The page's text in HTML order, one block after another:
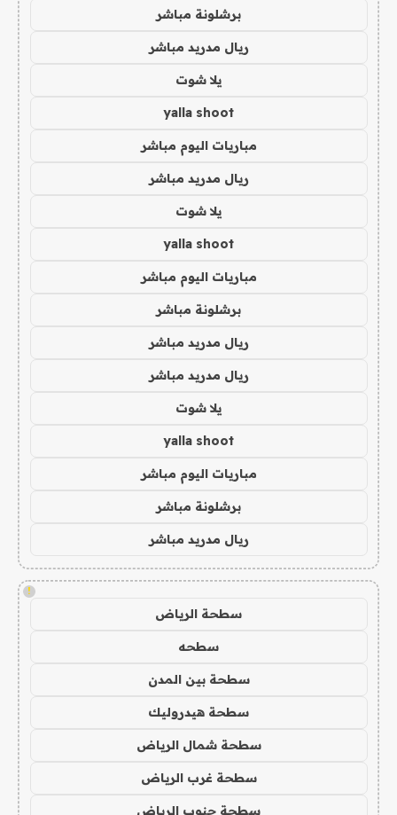
برشلونة مباشر
ريال مدريد مباشر
يلا شوت
yalla shoot
مباريات اليوم مباشر
ريال مدريد مباشر
يلا شوت
yalla shoot
مباريات اليوم مباشر
برشلونة مباشر
ريال مدريد مباشر
ريال مدريد مباشر
يلا شوت
yalla shoot
مباريات اليوم مباشر
برشلونة مباشر
ريال مدريد مباشر
!
سطحة الرياض
سطحه
سطحة بين المدن
سطحة هيدروليك
سطحة شمال الرياض
سطحة غرب الرياض
سطحة جنوب الرياض